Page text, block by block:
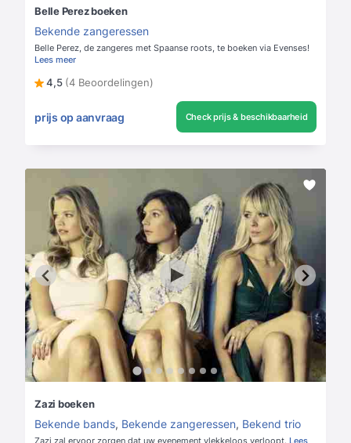
Belle Perez boeken
Bekende zangeressen
Belle Perez, de zangeres met Spaanse roots, te boeken via Evenses!
Lees meer
4,5 (4 Beoordelingen)
prijs op aanvraag Check prijs & beschikbaarheid
Zazi boeken
Bekende bands, Bekende zangeressen, Bekend trio